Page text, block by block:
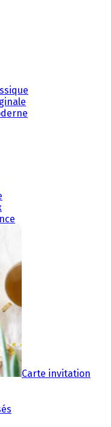
Carte invitation